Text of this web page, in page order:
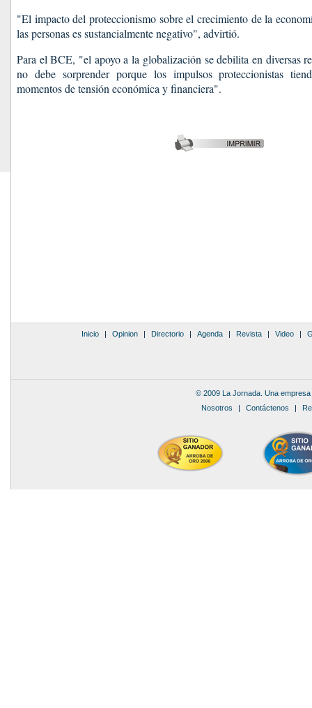
"El impacto del proteccionismo sobre el crecimiento de la
las personas es sustancialmente negativo", advirtió.
Para el BCE, "el apoyo a la globalización se debilita en diversas
no debe sorprender porque los impulsos proteccionistas
momentos de tensión económica y financiera".
Inicio | Opinion | Directorio | Agenda | Revista | Video |
© 2009 La Jornada. Una
Nosotros | Contáctenos |